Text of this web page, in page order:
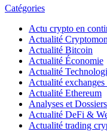
Catégories
Actu crypto en
Actualité
Actualité Bitcoin
Actualité Économie
Actualité
Actualité
Actualité Ethereum
Analyses et
Actualité DeFi &
Actualité trading